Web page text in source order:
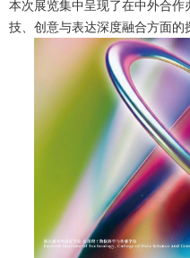
本次展览集中呈现了在中外合
技、创意与表达深度融合方面的